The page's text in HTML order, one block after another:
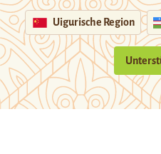
Uigurische Region